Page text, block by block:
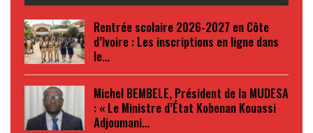
Rentrée scolaire 2026-2027 en Côte
d’Ivoire : Les inscriptions en ligne dans
le…
Michel BEMBELE, Président de la MUDESA
: « Le Ministre d’État Kobenan Kouassi
Adjoumani…